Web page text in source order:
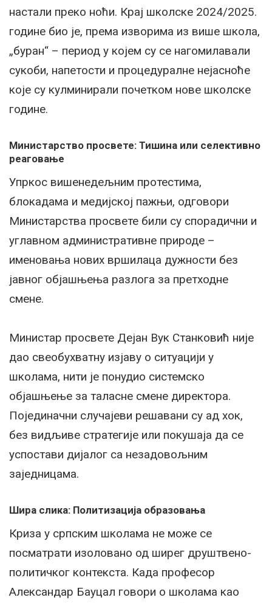
настали преко ноћи. Крај школске 2024/2025.
године био је, према изворима из више школа,
„буран“ – период у којем су се нагомилавали
сукоби, напетости и процедуралне нејасноће
које су кулминирали почетком нове школске
године.
Министарство просвете: Тишина или селективно
реаговање
Упркос вишенедељним протестима,
блокадама и медијској пажњи, одговори
Министарства просвете били су спорадични и
углавном административне природе –
именовања нових вршилаца дужности без
јавног објашњења разлога за претходне
смене.
Министар просвете Дејан Вук Станковић није
дао свеобухватну изјаву о ситуацији у
школама, нити је понудио системско
објашњење за таласне смене директора.
Појединачни случајеви решавани су ад хок,
без видљиве стратегије или покушаја да се
успостави дијалог са незадовољним
заједницама.
Шира слика: Политизација образовања
Криза у српским школама не може се
посматрати изоловано од ширег друштвено-
политичког контекста. Када професор
Александар Бауцал говори о школама као